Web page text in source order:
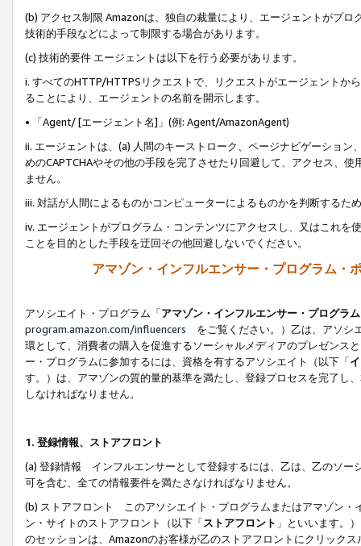
(b) アクセス制限 Amazonは、独自の裁量により、エージェントがプ
技術的手段などによって制限する場合があります。
(c) 技術的要件 エージェントは以下を行う必要があります。
i. すべてのHTTP/HTTPSリクエストで、リクエストがエージェントか
ることにより、エージェントの名前を開示します。
• 「Agent/ [エージェント名]」(例: Agent/AmazonAgent)
ii. エージェントは、(a) 人間のキーストローク、ページナビゲーショ
めのCAPTCHAやその他の手段を完了させたり回避して、アクセス、
ません。
iii. 対話が人間によるものかコンピューターによるものかを判断するた
iv. エージェントがプログラム・コンテンツにアクセスし、又はこれ
ことを目的とした手段を迂回その他回避しないでください。
アマゾン・インフルエンサー・プログラム・
アソシエイト・プログラム「アマゾン・インフルエンサー・プログラム
program.amazon.com/influencers をご覧ください。）乙は、アソシ
環として、消費者の購入を促進するソーシャルメディアのプレゼンス
ー・プログラムに参加するには、資格を有するアソシエイト（以下「
す。）は、アマゾンの質的量的基準を満たし、登録プロセスを完了し、
しなければなりません。
1. 登録情報、ストアフロント
(a) 登録情報 インフルエンサーとして登録するには、乙は、乙のソー
可を含む、全ての情報要件を満たさなければなりません。
(b) ストアフロント このアソシエイト・プログラムまたはアマゾン・
ン・サイトのストアフロント（以下「ストアフロント 」といいます。
のセッションは、Amazonのお客様が乙のストアフロントにクリック